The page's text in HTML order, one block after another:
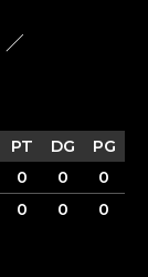
／
PT DG
PG
0 0
0
0 0 0